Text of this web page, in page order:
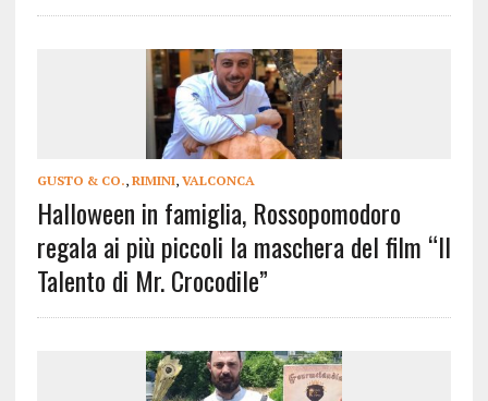
GUSTO & CO., RIMINI, VALCONCA
Halloween in famiglia, Rossopomodoro
regala ai più piccoli la maschera del film “Il
Talento di Mr. Crocodile”